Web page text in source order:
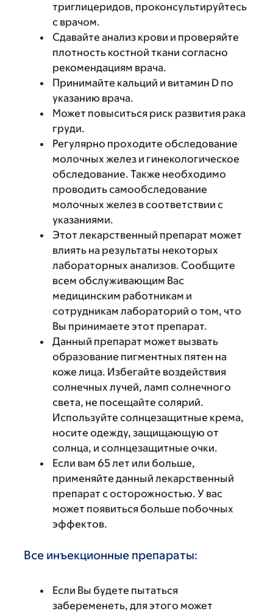
триглицеридов, проконсультируйтесь
с врачом.
Сдавайте анализ крови и проверяйте
плотность костной ткани согласно
рекомендациям врача.
Принимайте кальций и витамин D по
указанию врача.
Может повыситься риск развития рака
груди.
Регулярно проходите обследование
молочных желез и гинекологическое
обследование. Также необходимо
проводить самообследование
молочных желез в соответствии с
указаниями.
Этот лекарственный препарат может
влиять на результаты некоторых
лабораторных анализов. Сообщите
всем обслуживающим Вас
медицинским работникам и
сотрудникам лабораторий о том, что
Вы принимаете этот препарат.
Данный препарат может вызвать
образование пигментных пятен на
коже лица. Избегайте воздействия
солнечных лучей, ламп солнечного
света, не посещайте солярий.
Используйте солнцезащитные крема,
носите одежду, защищающую от
солнца, и солнцезащитные очки.
Если вам 65 лет или больше,
применяйте данный лекарственный
препарат с осторожностью. У вас
может появиться больше побочных
эффектов.
Все инъекционные препараты:
Если Вы будете пытаться
забеременеть, для этого может